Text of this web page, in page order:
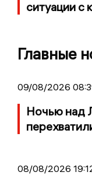
ситуации с
Главные
09/08/2026
Ночью над
08/08/2026